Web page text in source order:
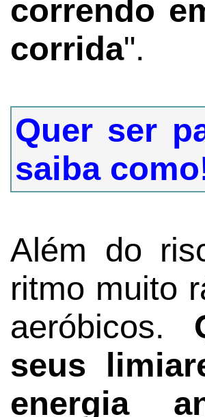
correndo
corrida".
Quer ser
saiba
Além do
ritmo muito
aeróbicos.
seus
energia